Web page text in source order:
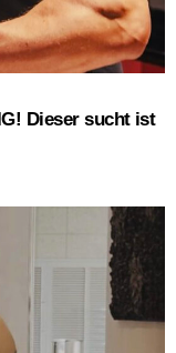
Dieser sucht ist